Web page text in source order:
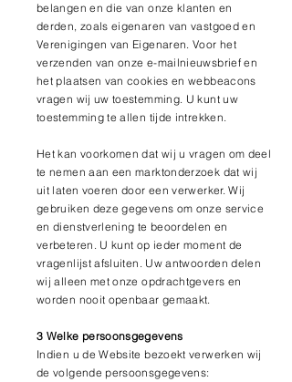
belangen en die van onze klanten en
derden, zoals eigenaren van vastgoed en
Verenigingen van Eigenaren. Voor het
verzenden van onze e-mailnieuwsbrief en
het plaatsen van cookies en webbeacons
vragen wij uw toestemming. U kunt uw
toestemming te allen tijde intrekken.
Het kan voorkomen dat wij u vragen om deel
te nemen aan een marktonderzoek dat wij
uit laten voeren door een verwerker. Wij
gebruiken deze gegevens om onze service
en dienstverlening te beoordelen en
verbeteren. U kunt op ieder moment de
vragenlijst afsluiten. Uw antwoorden delen
wij alleen met onze opdrachtgevers en
worden nooit openbaar gemaakt.
3 Welke persoonsgegevens
Indien u de Website bezoekt verwerken wij
de volgende persoonsgegevens: